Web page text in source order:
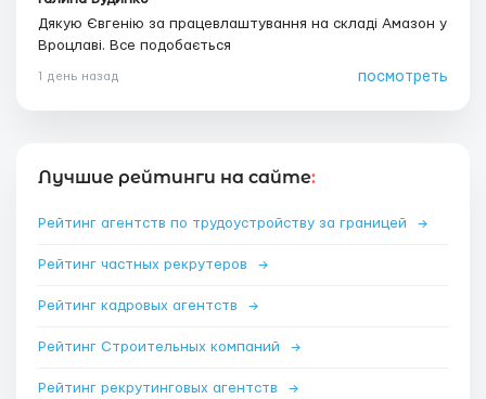
Дякую Євгенію за працевлаштування на складі Амазон у
Вроцлаві. Все подобається
1 день назад посмотреть
Лучшие рейтинги на сайте:
Рейтинг агентств по трудоустройству за границей →
Рейтинг частных рекрутеров →
Рейтинг кадровых агентств →
Рейтинг Строительных компаний →
Рейтинг рекрутинговых агентств →